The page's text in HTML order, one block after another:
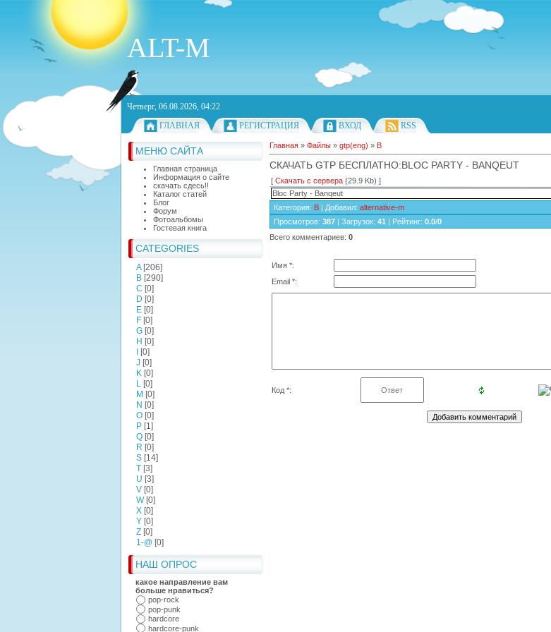
ALT-M
Четверг, 06.08.2026, 04:22
ГЛАВНАЯ
РЕГИСТРАЦИЯ ВХОД RSS
МЕНЮ САЙТА
Главная страница
Информация о сайте
скачать сдесь!!
Каталог статей
Блог
Форум
Фотоальбомы
Гостевая книга
CATEGORIES
A [206]
B [290]
C [0]
D [0]
E [0]
F [0]
G [0]
H [0]
[0]
J [0]
K [0]
L [0]
M [0]
N [0]
O [0]
P [1]
Q [0]
R [0]
S [14]
T [3]
U [3]
V [0]
W [0]
X [0]
Y [0]
Z [0]
1-@ [0]
НАШ ОПРОС
какое направление вам
больше нравиться?
pop-rock
pop-punk
hardcore
hardcore-punk
Главная » Файлы » gtp(eng) » B
СКАЧАТЬ GTP БЕСПЛАТНО:BLOC PARTY - BANQEUT
[ Скачать с сервера (29.9 Kb) ]
Bloc Party - Banqeut
Категория: B | Добавил: alternative-m
Просмотров: 387 | Загрузок: 41 | Рейтинг: 0.0/0
Всего комментариев: 0
Имя *:
Email *:
Код *: